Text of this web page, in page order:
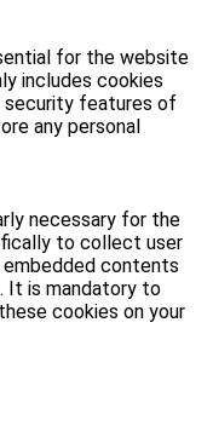
for the website
includes cookies
security features of
any personal
necessary for the
to collect user
embedded contents
It is mandatory to
cookies on your